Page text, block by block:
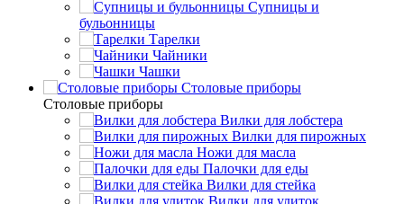
Супницы и
бульонницы
Тарелки
Чайники
Чашки
Cтоловые приборы
Cтоловые приборы
Вилки для лобстера
Вилки для пирожных
Ножи для масла
Палочки для еды
Вилки для стейка
Вилки для улиток